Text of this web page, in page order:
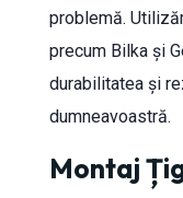
problemă.
precum Bilka și
durabilitatea și
dumneavoastră.
Montaj